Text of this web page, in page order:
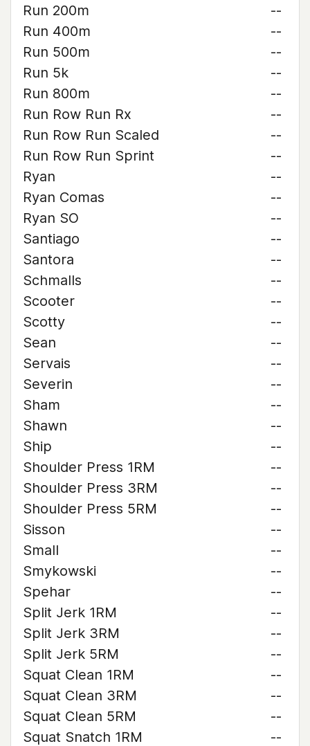
Run 200m
--
Run 400m
--
Run 500m
--
Run 5k
--
Run 800m
--
Run Row Run Rx
--
Run Row Run Scaled
--
Run Row Run Sprint
--
Ryan
--
Ryan Comas
--
Ryan SO
--
Santiago
--
Santora
--
Schmalls
--
Scooter
--
Scotty
--
Sean
--
Servais
--
Severin
--
Sham
--
Shawn
--
Ship
--
Shoulder Press 1RM
--
Shoulder Press 3RM
--
Shoulder Press 5RM
--
Sisson
--
Small
--
Smykowski
--
Spehar
--
Split Jerk 1RM
--
Split Jerk 3RM
--
Split Jerk 5RM
--
Squat Clean 1RM
--
Squat Clean 3RM
--
Squat Clean 5RM
--
Squat Snatch 1RM
--